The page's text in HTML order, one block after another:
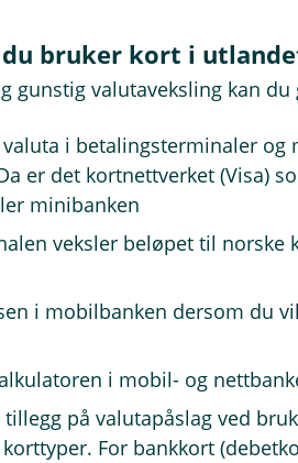
bruker kort i
gunstig valutaveksling kan
i betalingsterminaler og
er det kortnettverket (Visa)
minibanken
veksler beløpet til norske
i mobilbanken dersom du
i mobil- og
på valutapåslag ved
For bankkort